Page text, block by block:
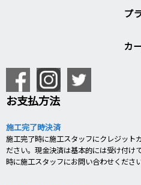
プ
カ
お支払方法
施工完了時決済
施工完了時に施工スタッフにクレジット
ださい。現金決済は基本的には受け付け
時に施工スタッフにお問い合わせください